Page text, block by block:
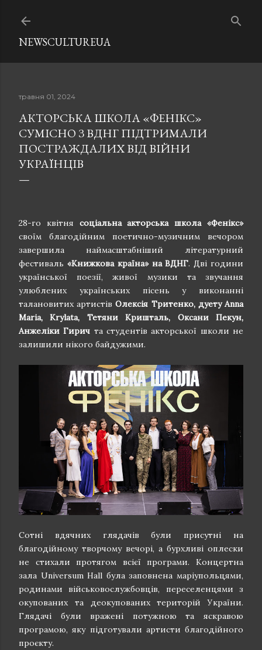
NEWSCULTUREUA
травня 01, 2024
АКТОРСЬКА ШКОЛА «ФЕНІКС»
СУМІСНО З ВДНГ ПІДТРИМАЛИ
ПОСТРАЖДАЛИХ ВІД ВІЙНИ
УКРАЇНЦІВ
28-го квітня соціальна акторська школа «Фенікс»
своїм благодійним поетично-музичним вечором
завершила наймасштабніший літературний
фестиваль «Книжкова країна» на ВДНГ. Дві години
української поезії, живої музики та звучання
улюблених українських пісень у виконанні
талановитих артистівОлексія Тритенко, дуету Anna
Maria, Krylata, Тетяни Кришталь, Оксани Пекун,
Анжеліки Гирич та студентів акторської школи не
залишили нікого байдужими.
Сотні вдячних глядачів були присутні на
благодійному творчому вечорі, а бурхливі оплески
не стихали протягом всієї програми. Концертна
зала Universum Hall була заповнена маріупольцями,
родинами військовослужбовців, переселенцями з
окупованих та деокупованих територій України.
Глядачі були вражені потужною та яскравою
програмою, яку підготували артисти благодійного
проєкту.